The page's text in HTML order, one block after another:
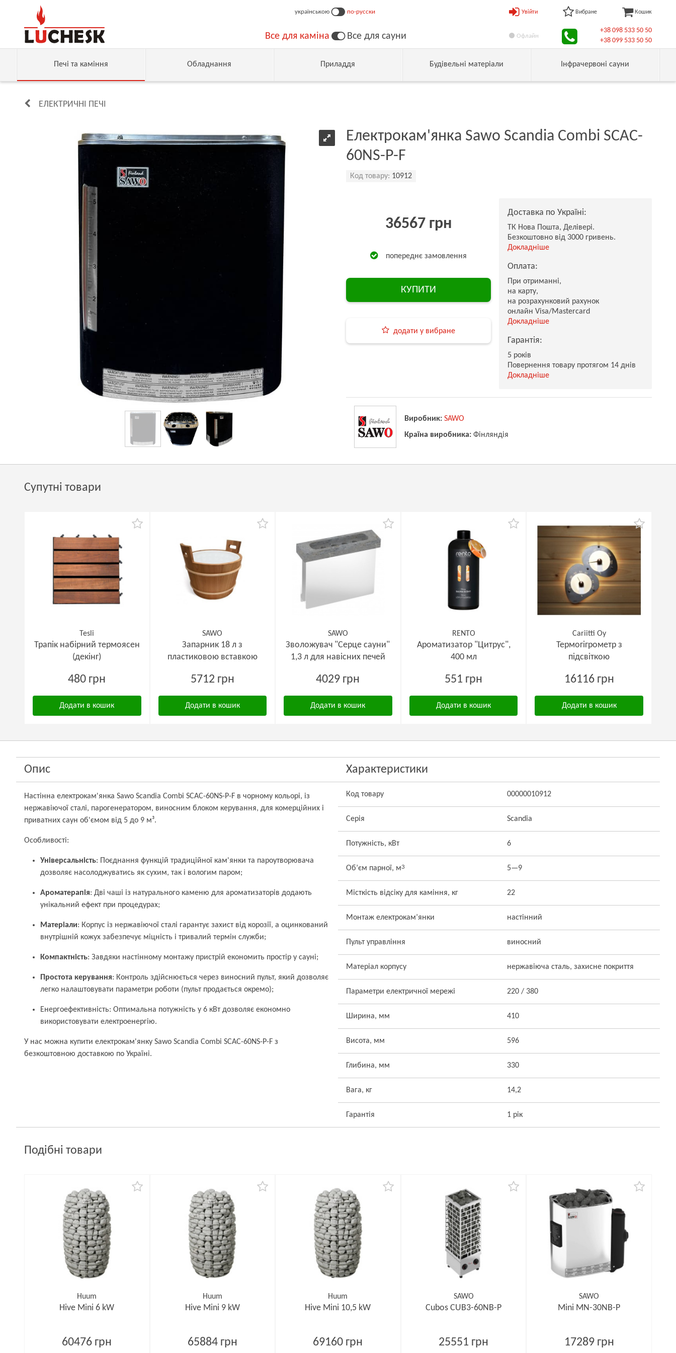
українською по-русски
Все для каміна Все для сауни
Увійти Вибране Кошик
Офлайн
+38 098 533 50 50
+38 099 533 50 50
Печі та каміння Обладнання Приладдя Будівельні матеріали Інфрачервоні сауни
ЕЛЕКТРИЧНІ ПЕЧІ
Електрокам'янка Sawo Scandia Combi SCAC-
60NS-P-F
Код товару: 10912
36567 грн
попереднє замовлення
КУПИТИ
додати у вибране
Доставка по Україні:
ТК Нова Пошта, Делівері.
Безкоштовно від 3000 гривень.
Докладніше
Оплата:
При отриманні,
на карту,
на розрахунковий рахунок
онлайн Visa/Mastercard
Докладніше
Гарантія:
5 років
Повернення товару протягом 14 днів
Докладніше
Виробник: SAWO
Країна виробника: Фінляндія
Супутні товари
Tesli
Трапік набірний термоясен
(декінг)
480 грн
Додати в кошик
SAWO
Запарник 18 л з
пластиковою вставкою
5712 грн
Додати в кошик
SAWO
Зволожувач "Серце сауни"
1,3 л для навісних печей
4029 грн
Додати в кошик
RENTO
Ароматизатор "Цитрус",
400 мл
551 грн
Додати в кошик
Cariitti Oy
Термогігрометр з
підсвіткою
16116 грн
Додати в кошик
Опис
Настінна електрокам'янка Sawo Scandia Combi SCAC-60NS-P-F в чорному кольорі, із
нержавіючої сталі, парогенератором, виносним блоком керування, для комерційних і
приватних саун об'ємом від 5 до 9 м³.
Особливості:
Універсальність: Поєднання функцій традиційної кам'янки та пароутворювача
дозволяє насолоджуватись як сухим, так і вологим паром;
Ароматерапія: Дві чаші із натурального каменю для ароматизаторів додають
унікальний ефект при процедурах;
Матеріали: Корпус із нержавіючої сталі гарантує захист від корозії, а оцинкований
внутрішній кожух забезпечує міцність і тривалий термін служби;
Компактність: Завдяки настінному монтажу пристрій економить простір у сауні;
Простота керування: Контроль здійснюється через виносний пульт, який дозволяє
легко налаштовувати параметри роботи (пульт продається окремо);
Енергоефективність: Оптимальна потужність у 6 кВт дозволяє економно
використовувати електроенергію.
У нас можна купити електрокам'янку Sawo Scandia Combi SCAC-60NS-P-F з
безкоштовною доставкою по Україні.
Характеристики
Код товару 00000010912
Серія Scandia
Потужність, кВт 6
Об’єм парної, м3 5—9
Місткість відсіку для каміння, кг 22
Монтаж електрокам’янки настінний
Пульт управління виносний
Матеріал корпусу нержавіюча сталь, захисне покриття
Параметри електричної мережі 220 / 380
Ширина, мм 410
Висота, мм 596
Глибина, мм 330
Вага, кг 14,2
Гарантія 1 рік
Подібні товари
Huum
Hive Mini 6 kW
60476 грн
Huum
Hive Mini 9 kW
65884 грн
Huum
Hive Mini 10,5 kW
69160 грн
SAWO
Cubos CUB3-60NB-P
25551 грн
SAWO
Mini MN-30NB-P
17289 грн